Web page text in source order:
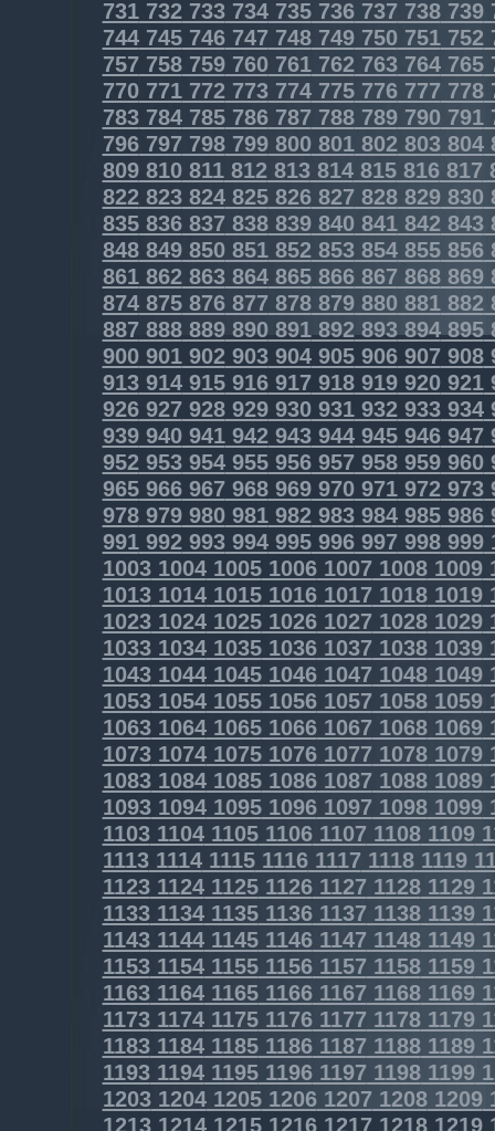
731732733734735736737738739
744745746747748749750751752
757758759760761762763764765
770771772773774775776777 778
783784785786787 788789790 791
796797798799800801802803804
809810811812813814815816817
822823824825826827 828829830
835836837 838839840841842843
848849850851852853854855856
861862863864865866867 868869
874875876877 878879880 881882
887888889890891892893894895
900901902903904905906907908
913914915916917918919920921
926927928929930931932933934
939940941942943944945946947
952953954955956957958959960
965966967968969970971972973
978979980981982983984985986
991992993994995996997998999
1003100410051006100710081009
1013101410151016101710181019
1023102410251026102710281029
1033103410351036103710381039
1043104410451046104710481049
1053105410551056105710581059
10631064106510661067 10681069
10731074107510761077 10781079
10831084108510861087 10881089
10931094109510961097 10981099
11031104110511061107 11081109
11131114111511161117 11181119
11231124112511261127 11281129
11331134113511361137 11381139
11431144114511461147 11481149
11531154115511561157 11581159
11631164116511661167 11681169
11731174117511761177 11781179
11831184118511861187 11881189
11931194119511961197 11981199
12031204120512061207 12081209
1213121412151216121712181219